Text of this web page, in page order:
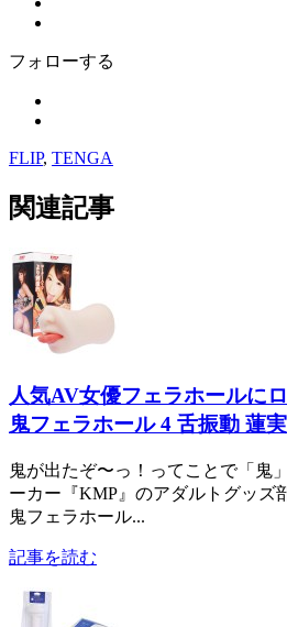
フォローする
FLIP, TENGA
関連記事
人気AV女優フェラホールに
鬼フェラホール 4 舌振動 蓮
鬼が出たぞ〜っ！ってことで「鬼
ーカー『KMP』のアダルトグッズ
鬼フェラホール...
記事を読む